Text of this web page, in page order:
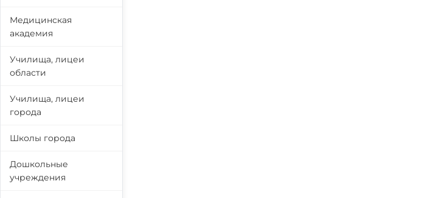
Медицинская
академия
Училища, лицеи
области
Училища, лицеи
города
Школы города
Дошкольные
учреждения